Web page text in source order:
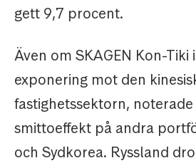
gett 9,7 procent.
Även om SKAGEN Kon-
exponering mot den
fastighetssektorn,
smittoeffekt på andra
och Sydkorea. Ryssland